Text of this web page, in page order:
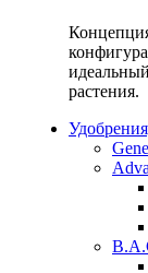
растения.